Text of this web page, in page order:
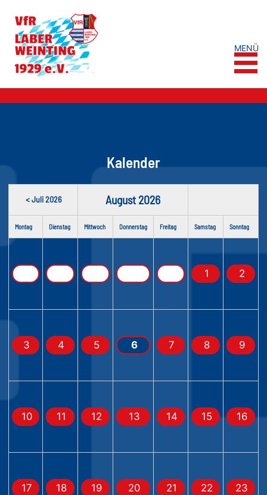
MENÜ
Kalender
< Juli 2026 August 2026
Montag Dienstag Mittwoch Donnerstag Freitag Samstag Sonntag
1 2
3 4 5 6 7 8 9
10 11 12 13 14 15 16
17 18 19 20 21 22 23